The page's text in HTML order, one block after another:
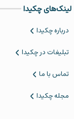
لینک‌های چکیدا
درباره چکیدا
تبلیغات در چکیدا
تماس با ما
مجله چکیدا